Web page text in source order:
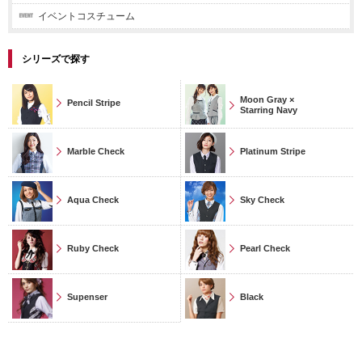
イベントコスチューム
シリーズで探す
Pencil Stripe
Moon Gray ×
Starring Navy
Marble Check Platinum Stripe
Aqua Check Sky Check
Ruby Check Pearl Check
Supenser Black